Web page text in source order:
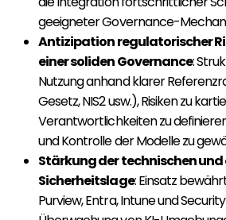
geeigneter Governance-
Antizipation regulatorischer
einer soliden Governance:
Nutzung anhand klarer
Gesetz, NIS2 usw.), Risiken zu
Verantwortlichkeiten zu
und Kontrolle der Modelle zu
Stärkung der technischen
Sicherheitslage: Einsatz
Purview, Entra, Intune und